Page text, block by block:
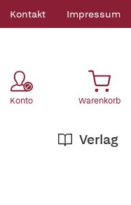
Kontakt Impressum
Konto Warenkorb
Verlag